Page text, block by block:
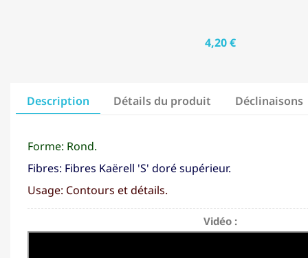
4,20 €
Description Détails du produit Déclinaisons
Forme: Rond.
Fibres: Fibres Kaërell 'S' doré supérieur.
Usage: Contours et détails.
Vidéo :